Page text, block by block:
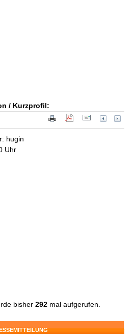
/ Kurzprofil:
hugin
Uhr
bisher292 mal aufgerufen.